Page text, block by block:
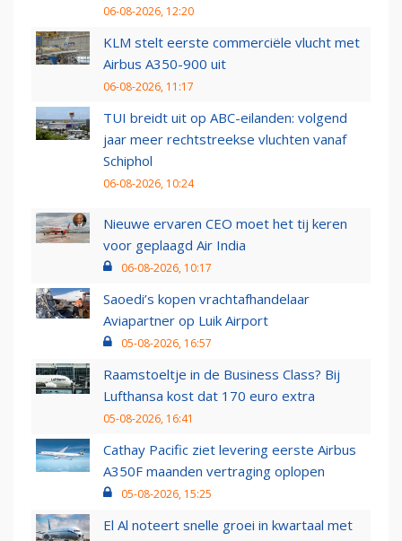
06-08-2026, 12:20
KLM stelt eerste commerciële vlucht met
Airbus A350-900 uit
06-08-2026, 11:17
TUI breidt uit op ABC-eilanden: volgend
jaar meer rechtstreekse vluchten vanaf
Schiphol
06-08-2026, 10:24
Nieuwe ervaren CEO moet het tij keren
voor geplaagd Air India
06-08-2026, 10:17
Saoedi’s kopen vrachtafhandelaar
Aviapartner op Luik Airport
05-08-2026, 16:57
Raamstoeltje in de Business Class? Bij
Lufthansa kost dat 170 euro extra
05-08-2026, 16:41
Cathay Pacific ziet levering eerste Airbus
A350F maanden vertraging oplopen
05-08-2026, 15:25
El Al noteert snelle groei in kwartaal met